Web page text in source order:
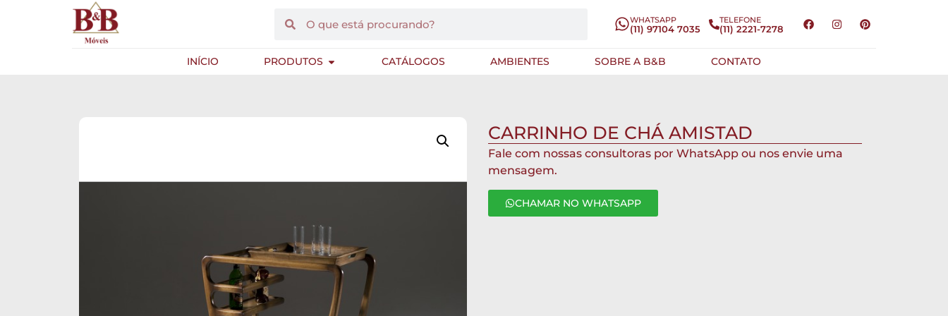
WHATSAPP
(11) 97104 7035
TELEFONE
(11) 2221-7278
INÍCIO PRODUTOS CATÁLOGOS AMBIENTES SOBRE A B&B CONTATO
CARRINHO DE CHÁ AMISTAD
Fale com nossas consultoras por WhatsApp ou nos envie uma
mensagem.
CHAMAR NO WHATSAPP